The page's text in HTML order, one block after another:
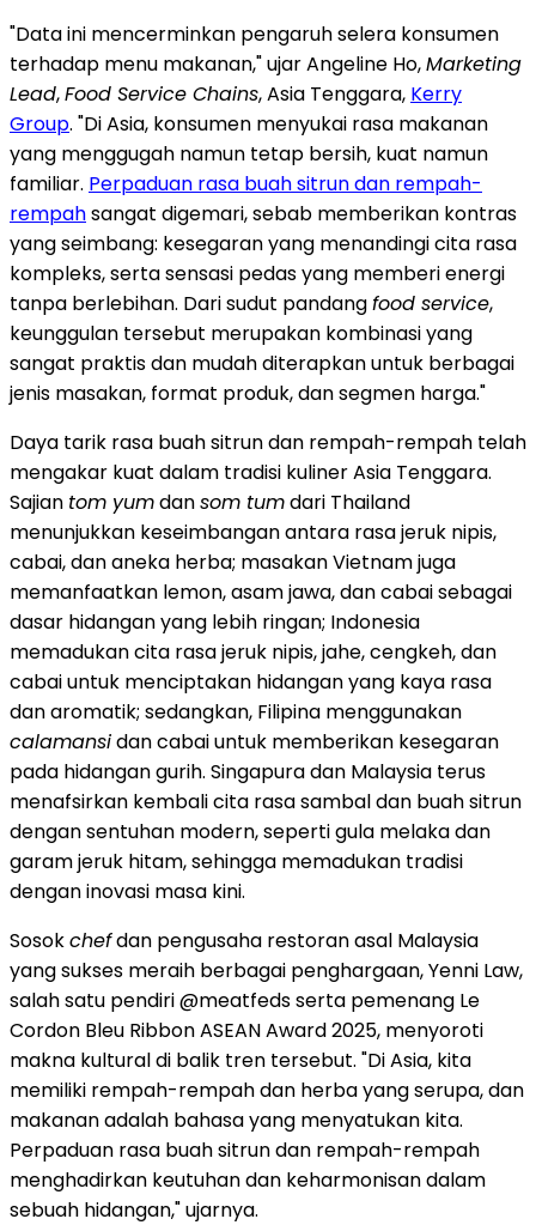
"Data ini mencerminkan pengaruh selera konsumen
terhadap menu makanan," ujar Angeline Ho,Marketing
Lead,Food Service Chains, Asia Tenggara, Kerry
Group. "Di Asia, konsumen menyukai rasa makanan
yang menggugah namun tetap bersih, kuat namun
familiar. Perpaduan rasa buah sitrun dan rempah-
rempahsangat digemari, sebab memberikan kontras
yang seimbang: kesegaran yang menandingi cita rasa
kompleks, serta sensasi pedas yang memberi energi
tanpa berlebihan. Dari sudut pandangfood service,
keunggulan tersebut merupakan kombinasi yang
sangat praktis dan mudah diterapkan untuk berbagai
jenis masakan, format produk, dan segmen harga."
Daya tarik rasa buah sitrun dan rempah-rempah telah
mengakar kuat dalam tradisi kuliner Asia Tenggara.
Sajian tom yumdansom tumdari Thailand
menunjukkan keseimbangan antara rasa jeruk nipis,
cabai, dan aneka herba; masakan Vietnam juga
memanfaatkan lemon, asam jawa, dan cabai sebagai
dasar hidangan yang lebih ringan; Indonesia
memadukan cita rasa jeruk nipis, jahe, cengkeh, dan
cabai untuk menciptakan hidangan yang kaya rasa
dan aromatik; sedangkan, Filipina menggunakan
calamansidan cabai untuk memberikan kesegaran
pada hidangan gurih. Singapura dan Malaysia terus
menafsirkan kembali cita rasa sambal dan buah sitrun
dengan sentuhan modern, seperti gula melaka dan
garam jeruk hitam, sehingga memadukan tradisi
dengan inovasi masa kini.
Sosokchefdan pengusaha restoran asal Malaysia
yang sukses meraih berbagai penghargaan, Yenni Law,
salah satu pendiri @meatfeds serta pemenang Le
Cordon Bleu Ribbon ASEAN Award 2025, menyoroti
makna kultural di balik tren tersebut. "Di Asia, kita
memiliki rempah-rempah dan herba yang serupa, dan
makanan adalah bahasa yang menyatukan kita.
Perpaduan rasa buah sitrun dan rempah-rempah
menghadirkan keutuhan dan keharmonisan dalam
sebuah hidangan," ujarnya.